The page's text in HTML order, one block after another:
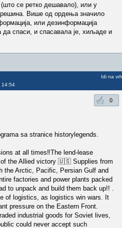
(што се ретко дешавало), или у
Више од ордења значило
или дезинформација
да спаси, и спасавала је, хиљаде и
14:54
Idi na vrh
0
sa stranice historylegends.
at all times‼️The lend-lease
of the Allied victory 🇺🇸 Supplies from
the Arctic, Pacific, Persian Gulf and
factories and power plants packed
to unpack and build them back up!! .
of logistics, as logistics win wars. It
pressure on the Eastern Front.
industrial goods for Soviet lives,
could never accept such